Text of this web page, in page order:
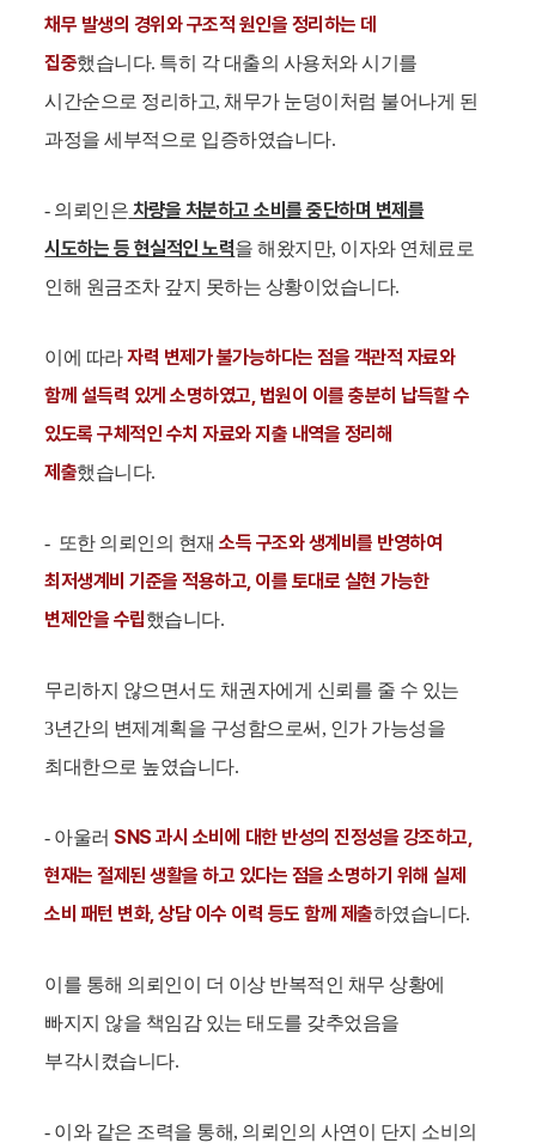
채무 발생의 경위와 구조적 원인을 정리하는 데
집중했습니다. 특히 각 대출의 사용처와 시기를
시간순으로 정리하고, 채무가 눈덩이처럼 불어나게 된
과정을 세부적으로 입증하였습니다.
- 의뢰인은 차량을 처분하고 소비를 중단하며 변제를
시도하는 등 현실적인 노력을 해왔지만, 이자와 연체료로
인해 원금조차 갚지 못하는 상황이었습니다.
이에 따라자력 변제가 불가능하다는 점을 객관적 자료와
함께 설득력 있게 소명하였고, 법원이 이를 충분히 납득할 수
있도록 구체적인 수치 자료와 지출 내역을 정리해
제출했습니다.
- 또한 의뢰인의 현재소득 구조와 생계비를 반영하여
최저생계비 기준을 적용하고, 이를 토대로 실현 가능한
변제안을 수립했습니다.
무리하지 않으면서도 채권자에게 신뢰를 줄 수 있는
3년간의 변제계획을 구성함으로써, 인가 가능성을
최대한으로 높였습니다.
- 아울러 SNS 과시 소비에 대한 반성의 진정성을 강조하고,
현재는 절제된 생활을 하고 있다는 점을 소명하기 위해 실제
소비 패턴 변화, 상담 이수 이력 등도 함께 제출하였습니다.
이를 통해 의뢰인이 더 이상 반복적인 채무 상황에
빠지지 않을 책임감 있는 태도를 갖추었음을
부각시켰습니다.
- 이와 같은 조력을 통해, 의뢰인의 사연이 단지 소비의